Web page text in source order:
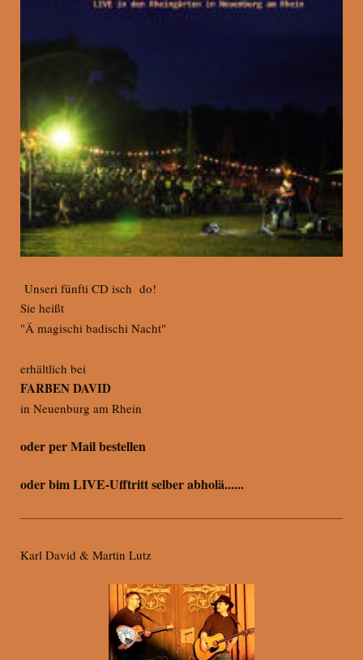
Unseri fünfti CD isch do!
Sie heißt
"Ä magischi badischi Nacht"
erhältlich bei
FARBEN DAVID
in Neuenburg am Rhein
oder per Mail bestellen
oder bim LIVE-Ufftritt selber abholä......
Karl David & Martin Lutz